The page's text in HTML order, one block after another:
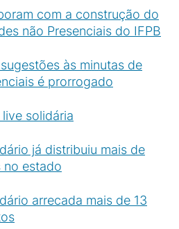
com a construção do
não Presenciais do IFPB
às minutas de
é prorrogado
solidária
já distribuiu mais de
no estado
arrecada mais de 13